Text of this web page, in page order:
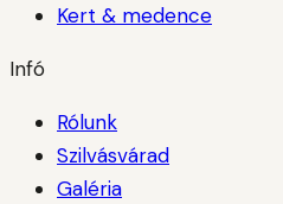
Kert & medence
Infó
Rólunk
Szilvásvárad
Galéria